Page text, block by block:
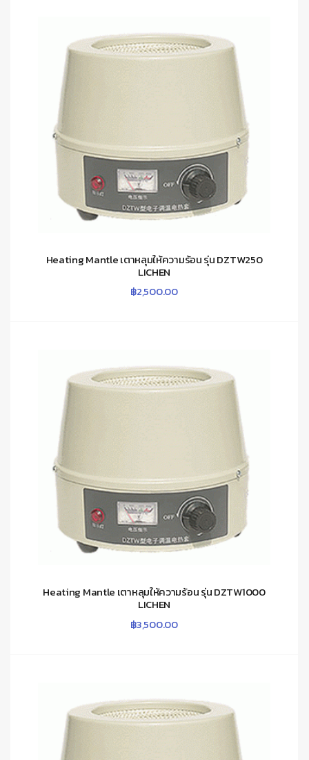
Heating Mantle เตาหลุมให้ความร้อน รุ่น DZTW250
LICHEN
฿2,500.00
Heating Mantle เตาหลุมให้ความร้อน รุ่น DZTW1000
LICHEN
฿3,500.00